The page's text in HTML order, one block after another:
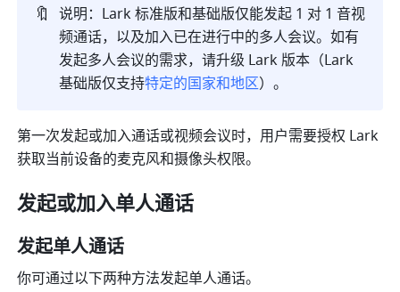
🔖 说明：Lark 标准版和基础版仅能发起 1 对 1 音视
频通话，以及加入已在进行中的多人会议。如有
发起多人会议的需求，请升级 Lark 版本（Lark
基础版仅支持特定的国家和地区）。
第一次发起或加入通话或视频会议时，用户需要授权 Lark
获取当前设备的麦克风和摄像头权限。
发起或加入单人通话
发起单人通话
你可通过以下两种方法发起单人通话。